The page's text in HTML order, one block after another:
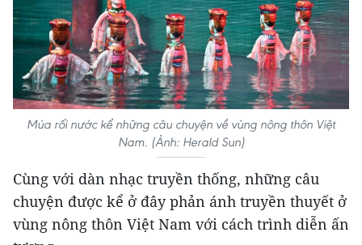
Múa rối nước kể những câu chuyện về vùng nông thôn Việt
Nam. (Ảnh: Herald Sun)
Cùng với dàn nhạc truyền thống, những câu
chuyện được kể ở đây phản ánh truyền thuyết ở
vùng nông thôn Việt Nam với cách trình diễn ấn